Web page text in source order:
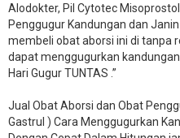
Alodokter, Pil Cytotec
Penggugur Kandungan dan
membeli obat aborsi ini di tanpa
dapat menggugurkan
Hari Gugur TUNTAS .”
Jual Obat Aborsi dan Obat
Gastrul ) Cara Menggugurkan